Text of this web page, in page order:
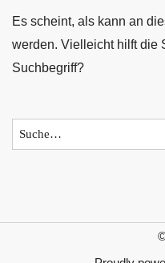
Es scheint, als kann an
werden. Vielleicht hilft die
Suchbegriff?